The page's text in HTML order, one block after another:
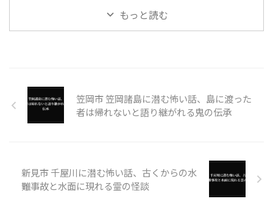
もっと読む
笠岡市 笠岡諸島に潜む怖い話、島に渡った
者は帰れないと語り継がれる鬼の伝承
新見市 千屋川に潜む怖い話、古くからの水
難事故と水面に現れる霊の怪談